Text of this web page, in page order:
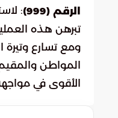
الرقم (999)
:
تبرهن هذه
ومع تسارع وتيرة
المواطن
الأقوى في